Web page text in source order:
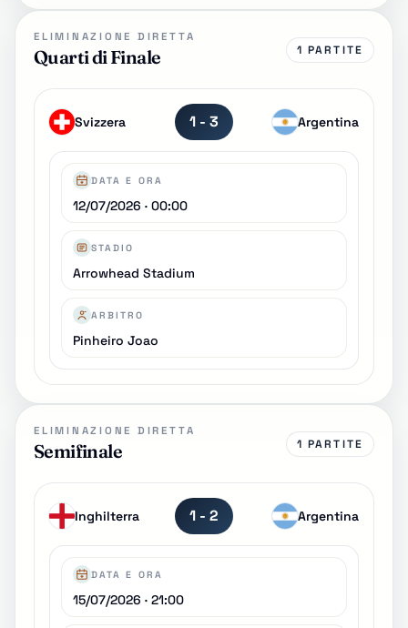
ELIMINAZIONE DIRETTA
Quarti di Finale 1 PARTITE
Svizzera 1 - 3 Argentina
DATA E ORA
12/07/2026 · 00:00
STADIO
Arrowhead Stadium
ARBITRO
Pinheiro Joao
ELIMINAZIONE DIRETTA
Semifinale 1 PARTITE
Inghilterra 1 - 2 Argentina
DATA E ORA
15/07/2026 · 21:00